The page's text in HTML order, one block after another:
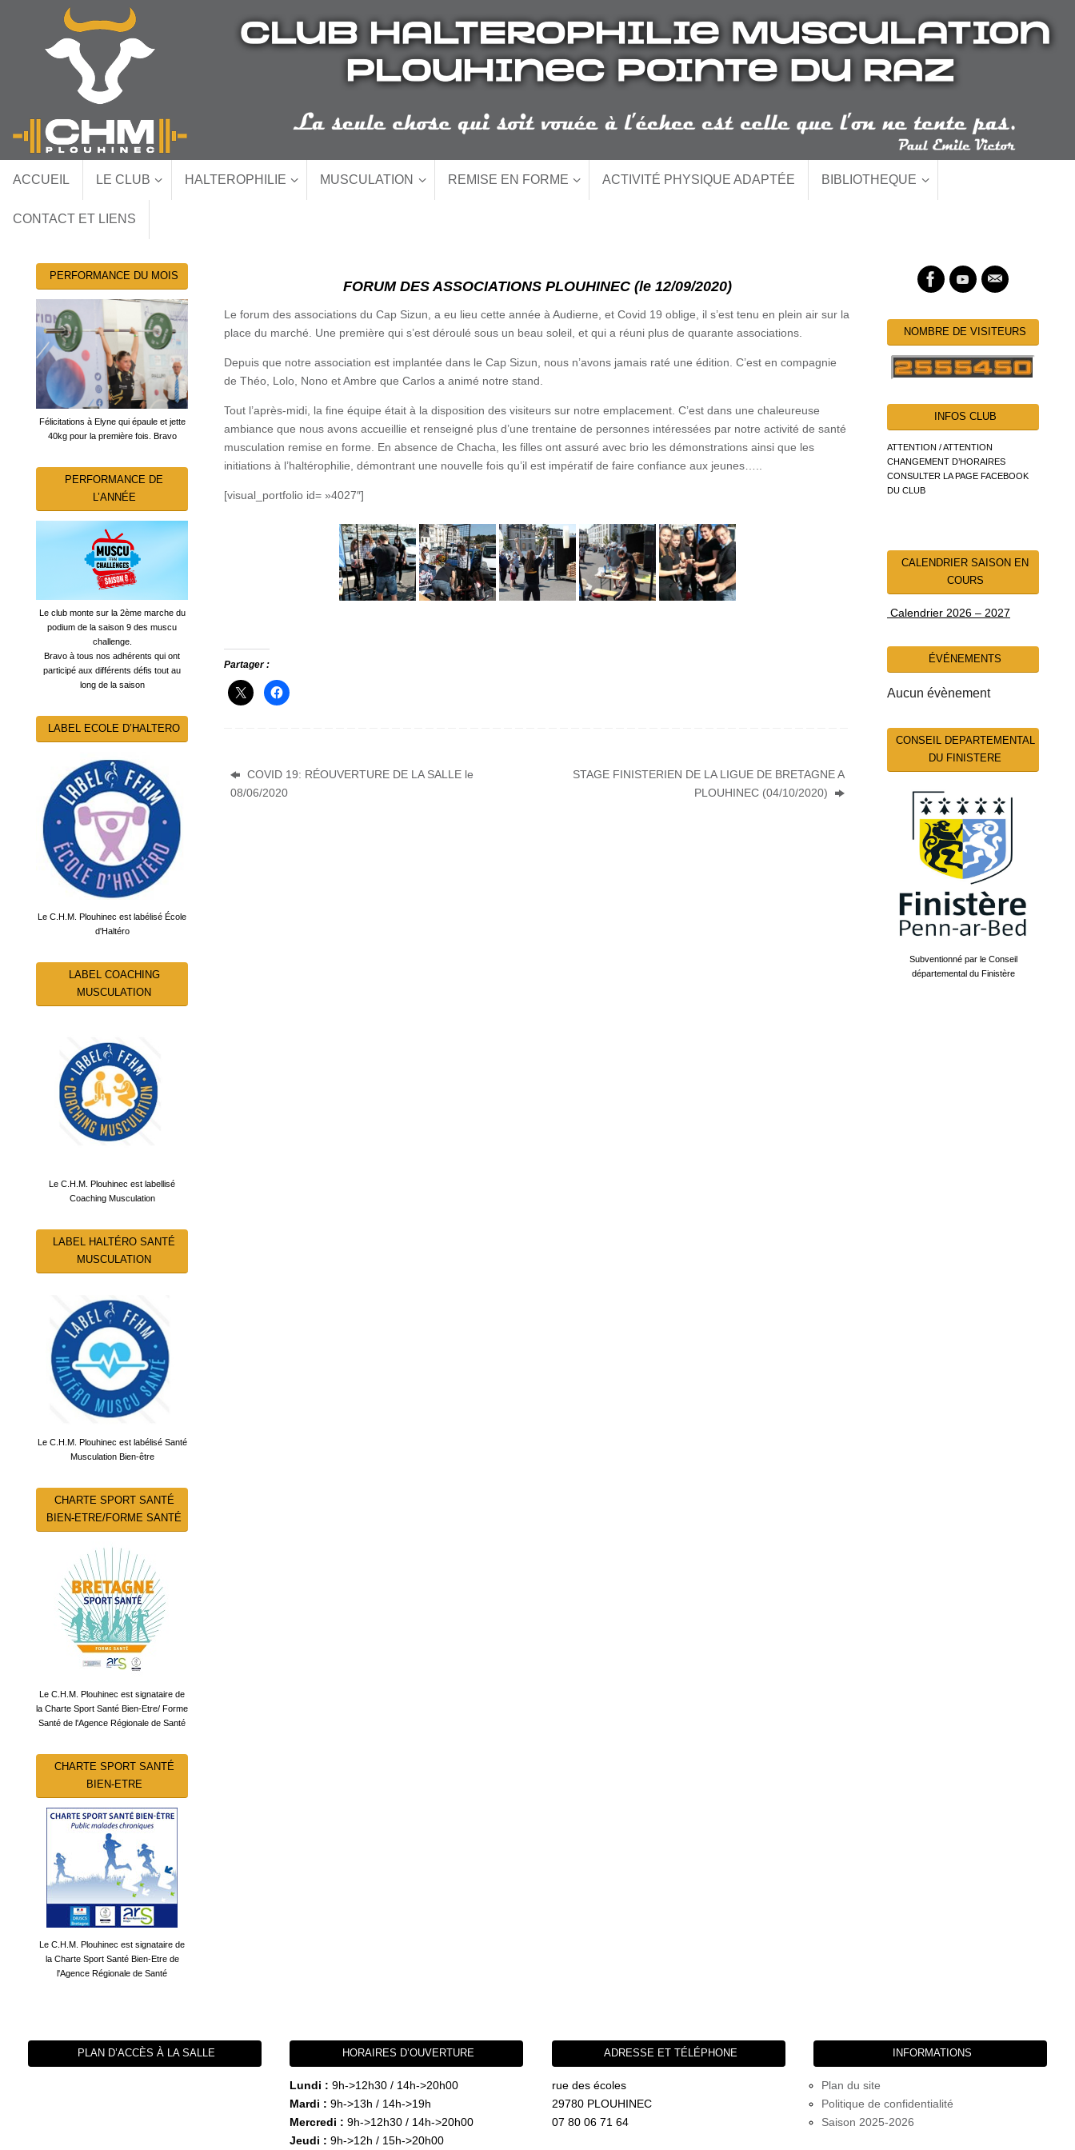
ACCUEIL LE CLUB HALTEROPHILIE MUSCULATION REMISE EN FORME ACTIVITÉ PHYSIQUE ADAPTÉE BIBLIOTHEQUE
CONTACT ET LIENS
FORUM DES ASSOCIATIONS PLOUHINEC (le 12/09/2020)
Le forum des associations du Cap Sizun, a eu lieu cette année à Audierne, et Covid 19 oblige, il s’est tenu en plein air sur la
place du marché. Une première qui s’est déroulé sous un beau soleil, et qui a réuni plus de quarante associations.
Depuis que notre association est implantée dans le Cap Sizun, nous n’avons jamais raté une édition. C’est en compagnie
de Théo, Lolo, Nono et Ambre que Carlos a animé notre stand.
Tout l’après-midi, la fine équipe était à la disposition des visiteurs sur notre emplacement. C’est dans une chaleureuse
ambiance que nous avons accueillie et renseigné plus d’une trentaine de personnes intéressées par notre activité de santé
musculation remise en forme. En absence de Chacha, les filles ont assuré avec brio les démonstrations ainsi que les
initiations à l’haltérophilie, démontrant une nouvelle fois qu’il est impératif de faire confiance aux jeunes…..
[visual_portfolio id= »4027″]
Partager :
COVID 19: RÉOUVERTURE DE LA SALLE le
08/06/2020
STAGE FINISTERIEN DE LA LIGUE DE BRETAGNE A
PLOUHINEC (04/10/2020)
PERFORMANCE DU MOIS
Félicitations à Elyne qui épaule et jette
40kg pour la première fois. Bravo
PERFORMANCE DE
L’ANNÉE
Le club monte sur la 2ème marche du
podium de la saison 9 des muscu
challenge.
Bravo à tous nos adhérents qui ont
participé aux différents défis tout au
long de la saison
LABEL ECOLE D’HALTERO
Le C.H.M. Plouhinec est labélisé École
d'Haltéro
LABEL COACHING
MUSCULATION
Le C.H.M. Plouhinec est labellisé
Coaching Musculation
LABEL HALTÉRO SANTÉ
MUSCULATION
Le C.H.M. Plouhinec est labélisé Santé
Musculation Bien-être
CHARTE SPORT SANTÉ
BIEN-ETRE/FORME SANTÉ
Le C.H.M. Plouhinec est signataire de
la Charte Sport Santé Bien-Etre/ Forme
Santé de l'Agence Régionale de Santé
CHARTE SPORT SANTÉ
BIEN-ETRE
Le C.H.M. Plouhinec est signataire de
la Charte Sport Santé Bien-Etre de
l'Agence Régionale de Santé
NOMBRE DE VISITEURS
INFOS CLUB
ATTENTION / ATTENTION
CHANGEMENT D’HORAIRES
CONSULTER LA PAGE FACEBOOK
DU CLUB
CALENDRIER SAISON EN
COURS
Calendrier 2026 – 2027
ÉVÉNEMENTS
Aucun évènement
CONSEIL DEPARTEMENTAL
DU FINISTERE
Subventionné par le Conseil
départemental du Finistère
PLAN D’ACCÈS À LA SALLE HORAIRES D’OUVERTURE
Lundi : 9h->12h30 / 14h->20h00
Mardi : 9h->13h / 14h->19h
Mercredi : 9h->12h30 / 14h->20h00
Jeudi : 9h->12h / 15h->20h00
ADRESSE ET TÉLÉPHONE
rue des écoles
29780 PLOUHINEC
07 80 06 71 64
INFORMATIONS
Plan du site
Politique de confidentialité
Saison 2025-2026